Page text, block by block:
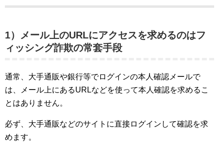
1）メール上のURLにアクセスを求めるのはフ
ィッシング詐欺の常套手段
通常、大手通販や銀行等でログインの本人確認メールで
は、メール上にあるURLなどを使って本人確認を求めるこ
とはありません。
必ず、大手通販などのサイトに直接ログインして確認を求
めます。